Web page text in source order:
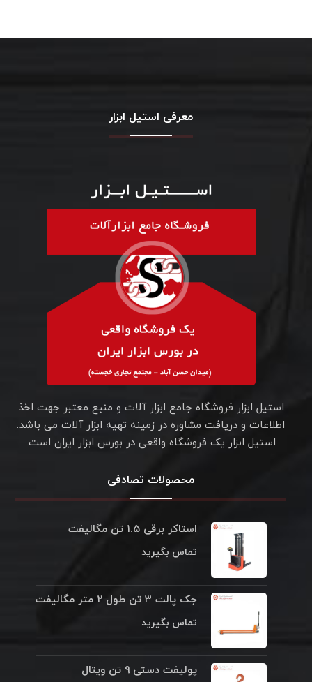
معرفی استیل ابزار
استیل ابزار فروشگاه جامع ابزار آلات و منبع معتبر جهت اخذ
اطلاعات و دریافت مشاوره در زمینه تهیه ابزار آلات می باشد.
استیل ابزار یک فروشگاه واقعی در بورس ابزار ایران است.
محصولات تصادفی
استاکر برقی ۱.۵ تن مگالیفت
تماس بگیرید
جک پالت ۳ تن طول ۲ متر مگالیفت
تماس بگیرید
پولیفت دستی ۹ تن ویتال